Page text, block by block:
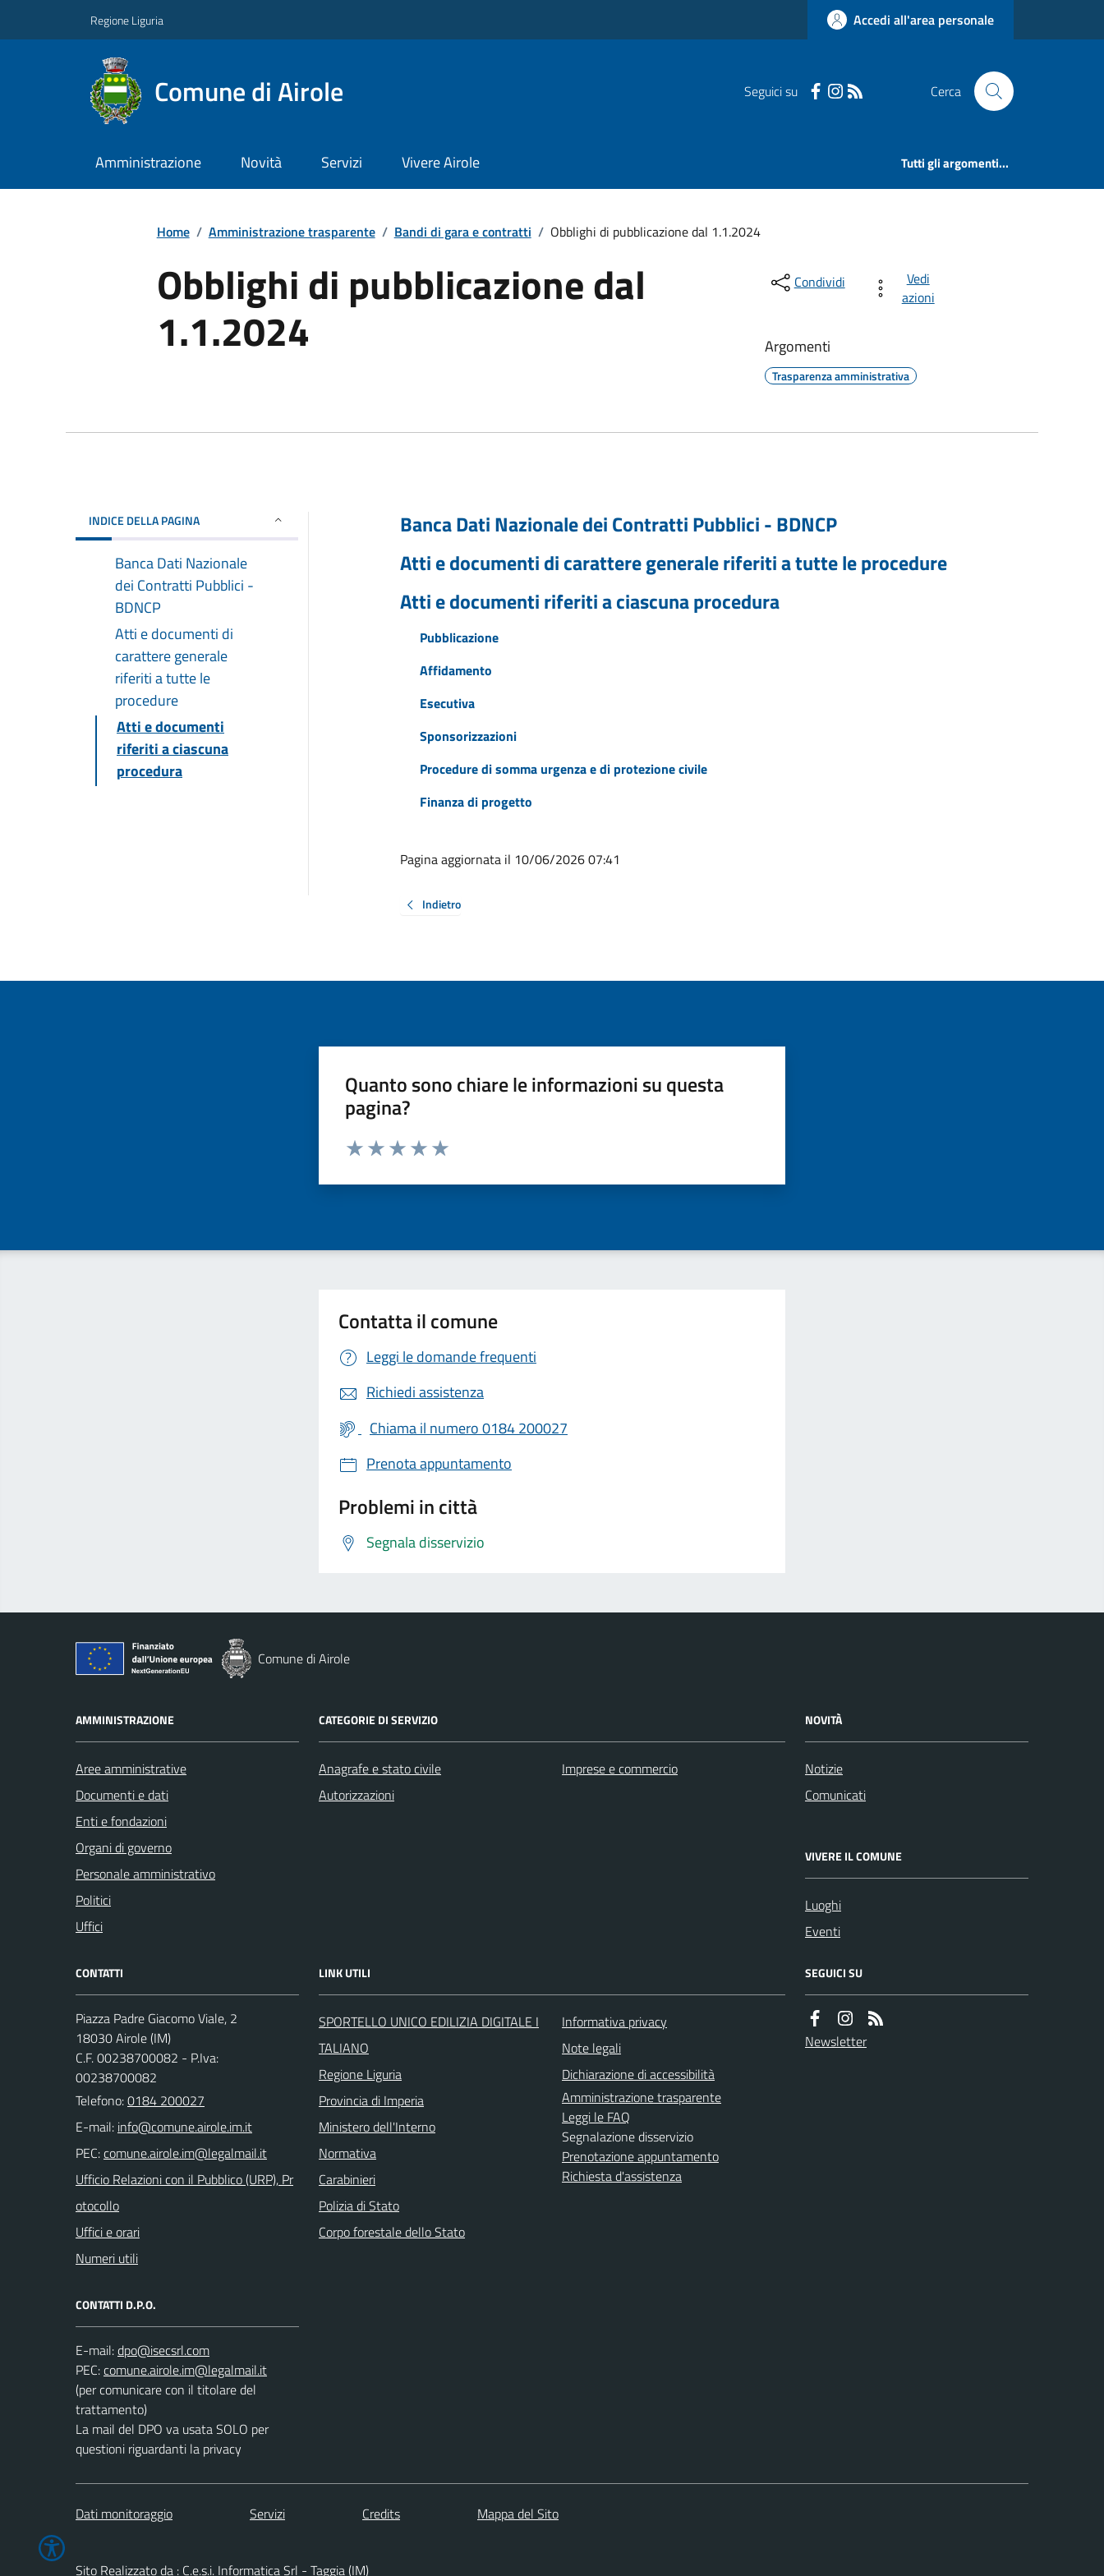
Regione Liguria Accedi all'area personale
Comune di Airole Seguici su Cerca
Amministrazione Novità Servizi Vivere Airole Tutti gli argomenti...
Home / Amministrazione trasparente / Bandi di gara e contratti / Obblighi di pubblicazione dal 1.1.2024
Obblighi di pubblicazione dal
1.1.2024
Condividi
Vedi
azioni
Argomenti
Trasparenza amministrativa
INDICE DELLA PAGINA
Banca Dati Nazionale
dei Contratti Pubblici -
BDNCP
Atti e documenti di
carattere generale
riferiti a tutte le
procedure
Atti e documenti
riferiti a ciascuna
procedura
Banca Dati Nazionale dei Contratti Pubblici - BDNCP
Atti e documenti di carattere generale riferiti a tutte le procedure
Atti e documenti riferiti a ciascuna procedura
Pubblicazione
Affidamento
Esecutiva
Sponsorizzazioni
Procedure di somma urgenza e di protezione civile
Finanza di progetto
Pagina aggiornata il 10/06/2026 07:41
Indietro
Quanto sono chiare le informazioni su questa
pagina?
Valuta da 1 a 5 stelle la pagina
Contatta il comune
Leggi le domande frequenti
Richiedi assistenza
Chiama il numero 0184 200027
Prenota appuntamento
Problemi in città
Segnala disservizio
Comune di Airole
AMMINISTRAZIONE
Aree amministrative
Documenti e dati
Enti e fondazioni
Organi di governo
Personale amministrativo
Politici
Uffici
CATEGORIE DI SERVIZIO
Anagrafe e stato civile
Autorizzazioni
Imprese e commercio
NOVITÀ
Notizie
Comunicati
VIVERE IL COMUNE
Luoghi
Eventi
CONTATTI
Piazza Padre Giacomo Viale, 2
18030 Airole (IM)
C.F. 00238700082 - P.Iva:
00238700082
Telefono:0184 200027
E-mail:
PEC:
Ufficio Relazioni con il Pubblico (URP), Pr
otocollo
Uffici e orari
Numeri utili
CONTATTI D.P.O.
E-mail:
PEC:
(per comunicare con il titolare del
trattamento)
La mail del DPO va usata SOLO per
questioni riguardanti la privacy
LINK UTILI
SPORTELLO UNICO EDILIZIA DIGITALE I
TALIANO
Regione Liguria
Provincia di Imperia
Ministero dell'Interno
Normativa
Carabinieri
Polizia di Stato
Corpo forestale dello Stato
Informativa privacy
Note legali
Dichiarazione di accessibilità
Amministrazione trasparente
Leggi le FAQ
Segnalazione disservizio
Prenotazione appuntamento
Richiesta d'assistenza
SEGUICI SU
Newsletter
Dati monitoraggio Servizi Credits Mappa del Sito
Sito Realizzato da : C.e.s.i. Informatica Srl - Taggia (IM)